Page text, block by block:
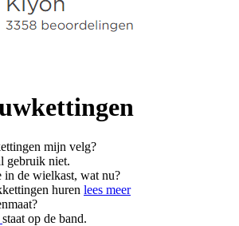
mijn velg?
gebruik niet.
in de wielkast, wat nu?
huren lees meer
staat op de band.